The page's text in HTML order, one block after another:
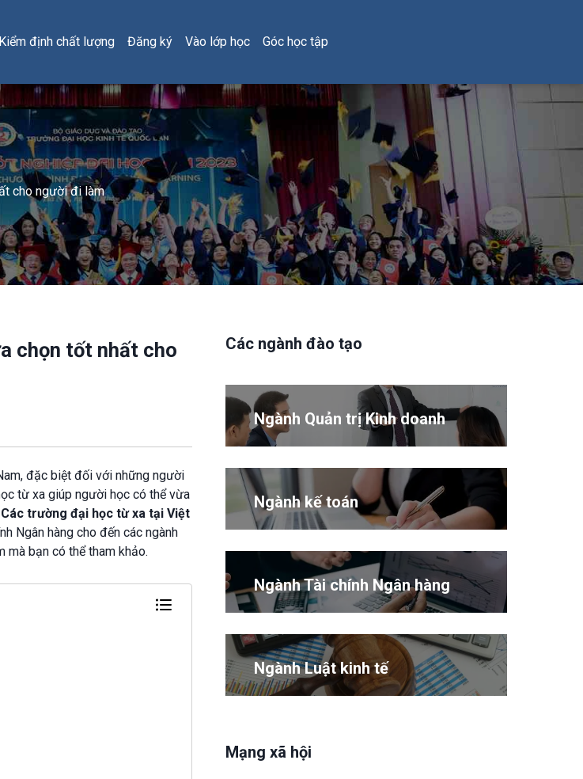
Kiểm định chất lượng Đăng ký Vào lớp học Góc học tập
cho người đi làm
chọn tốt nhất cho
đặc biệt đối với những người
từ xa giúp người học có thể vừa
Các trường đại học từ xa tại Việt
Ngân hàng cho đến các ngành
mà bạn có thể tham khảo.
Các ngành đào tạo
Ngành Quản trị Kinh doanh
Ngành kế toán
Ngành Tài chính Ngân hàng
Ngành Luật kinh tế
Mạng xã hội